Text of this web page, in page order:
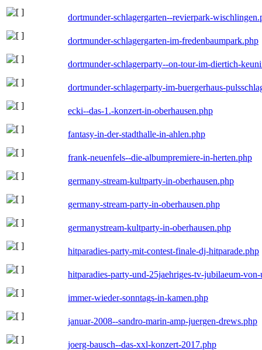
dortmunder-schlagergarten--revierpark-
dortmunder-schlagergarten-im-fredenbaumpark.php
dortmunder-schlagerparty--on-tour-im-diertich-
dortmunder-schlagerparty-im-buergerhaus-
ecki--das-1.-konzert-in-oberhausen.php
fantasy-in-der-stadthalle-in-ahlen.php
frank-neuenfels--die-albumpremiere-in-herten.php
germany-stream-kultparty-in-oberhausen.php
germany-stream-party-in-oberhausen.php
germanystream-kultparty-in-oberhausen.php
hitparadies-party-mit-contest-finale-dj-hitparade.php
hitparadies-party-und-25jaehriges-tv-jubilaeum-
immer-wieder-sonntags-in-kamen.php
januar-2008--sandro-marin-amp-juergen-drews.php
joerg-bausch--das-xxl-konzert-2017.php